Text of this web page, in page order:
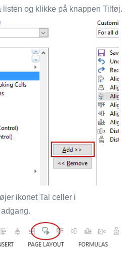
og klikke på knappen Tilføj.
ikonet Tal celler i